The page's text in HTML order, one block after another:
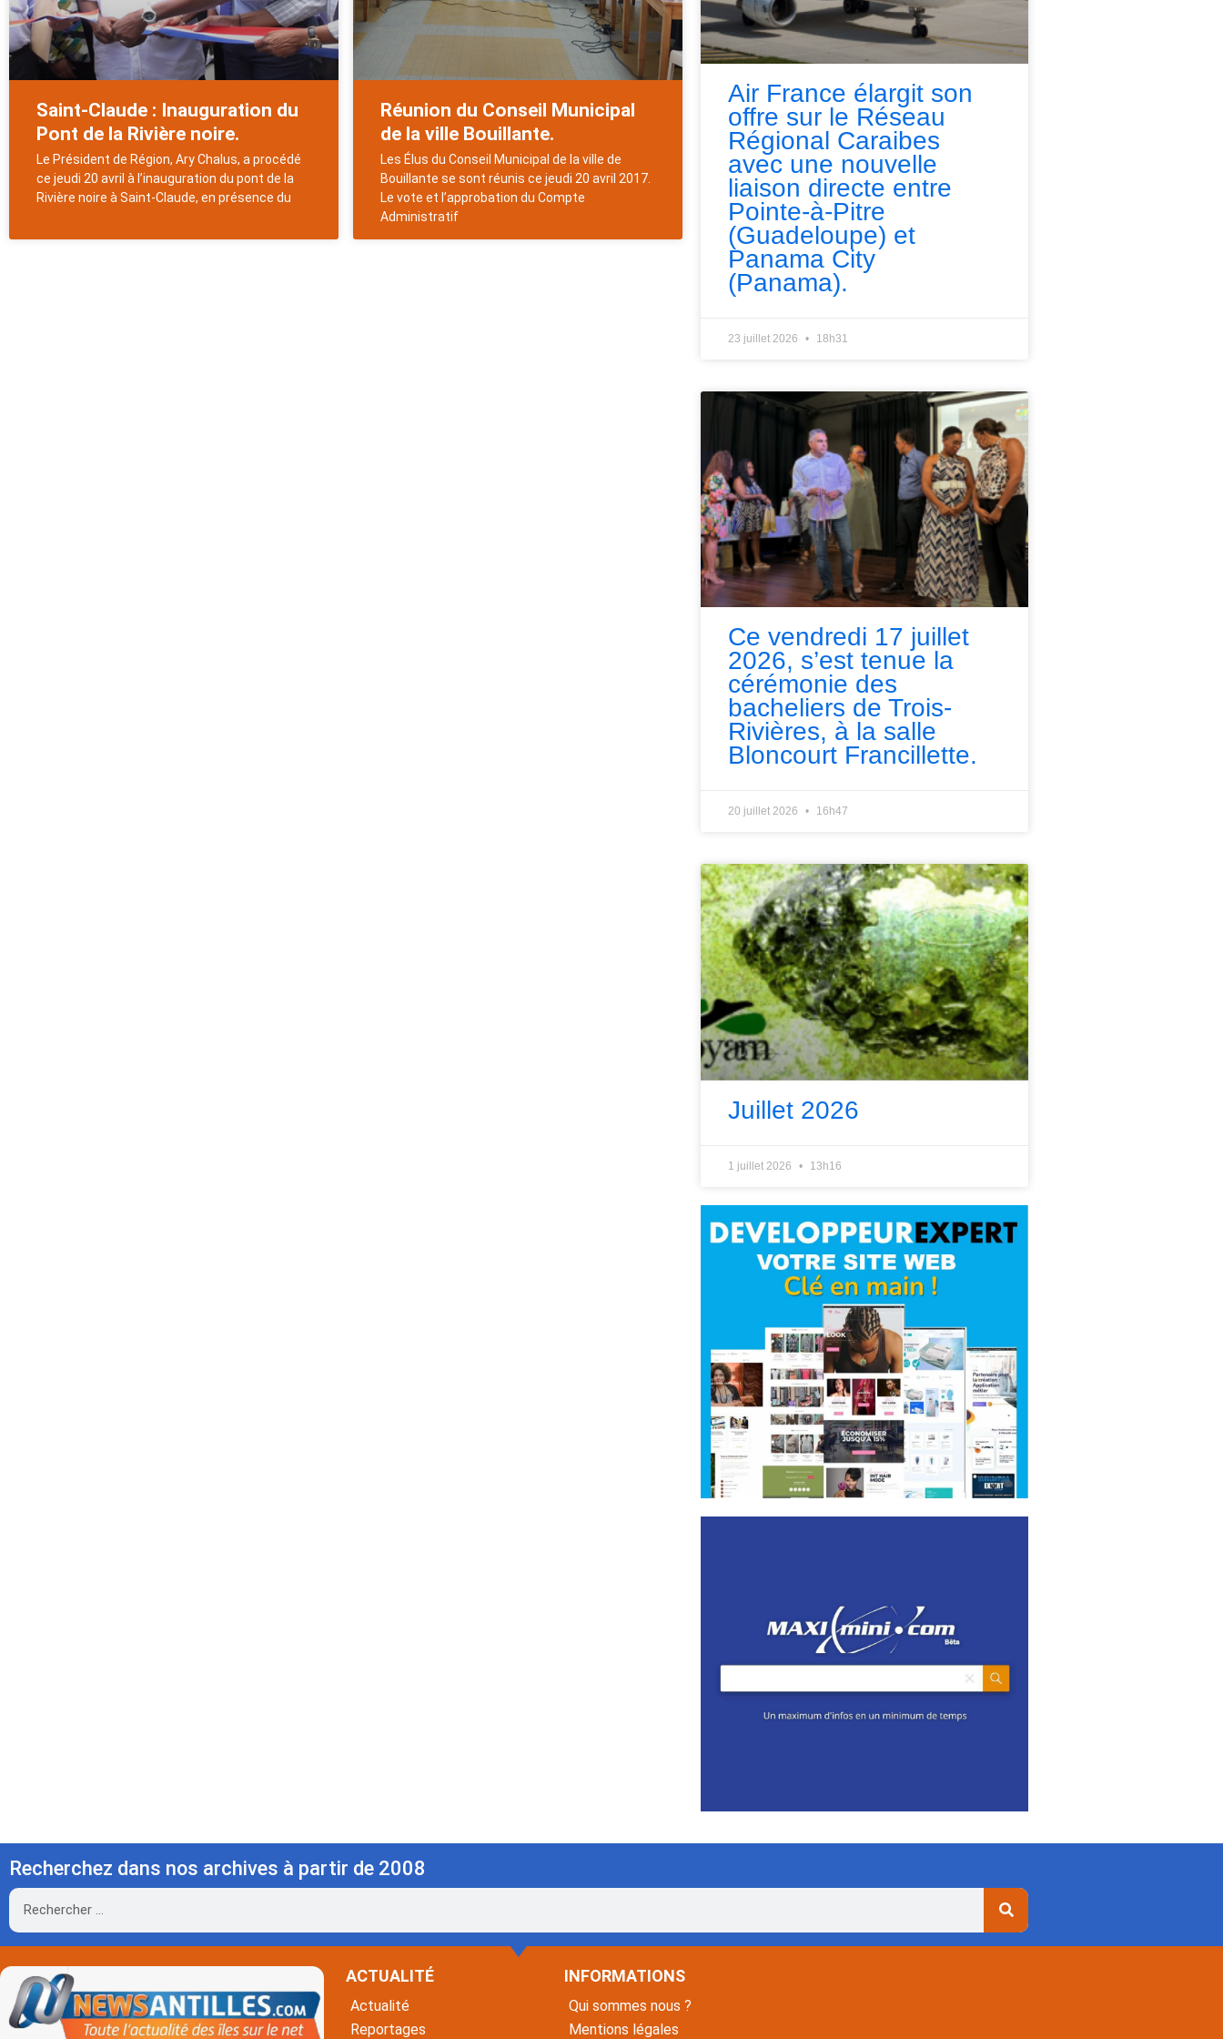
Saint-Claude : Inauguration du
Pont de la Rivière noire.
Le Président de Région, Ary Chalus, a procédé
ce jeudi 20 avril à l’inauguration du pont de la
Rivière noire à Saint-Claude, en présence du
Réunion du Conseil Municipal
de la ville Bouillante.
Les Élus du Conseil Municipal de la ville de
Bouillante se sont réunis ce jeudi 20 avril 2017.
Le vote et l’approbation du Compte
Administratif
Air France élargit son
offre sur le Réseau
Régional Caraibes
avec une nouvelle
liaison directe entre
Pointe-à-Pitre
(Guadeloupe) et
Panama City
(Panama).
23 juillet 2026 18h31
Ce vendredi 17 juillet
2026, s’est tenue la
cérémonie des
bacheliers de Trois-
Rivières, à la salle
Bloncourt Francillette.
20 juillet 2026 16h47
Juillet 2026
1 juillet 2026 13h16
Recherchez dans nos archives à partir de 2008
Rechercher
ACTUALITÉ
Actualité
Reportages
INFORMATIONS
Qui sommes nous ?
Mentions légales